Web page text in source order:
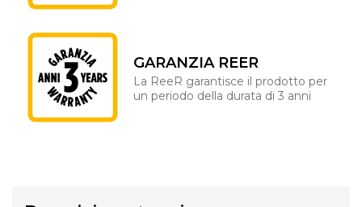
GARANZIA REER
La ReeR garantisce il prodotto per
un periodo della durata di 3 anni